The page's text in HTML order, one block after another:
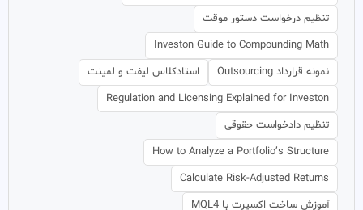
تنظیم درخواست دستور موقت
Investon Guide to Compounding Math
نمونه قرارداد Outsourcing
استادکلاس لیفت و لمینت
Regulation and Licensing Explained for Investon
تنظیم دادخواست حقوقی
How to Analyze a Portfolio’s Structure
Calculate Risk-Adjusted Returns
آموزش ساخت اکسپرت با MQL4